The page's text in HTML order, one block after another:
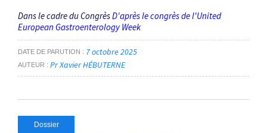
Dans le cadre du CongrèsD'après le congrès de l'United
European Gastroenterology Week
DATE DE PARUTION 7 octobre 2025
AUTEUR Pr Xavier HÉBUTERNE
Dossier